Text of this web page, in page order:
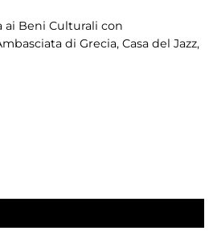
ai Beni Culturali con
di Grecia, Casa del Jazz,